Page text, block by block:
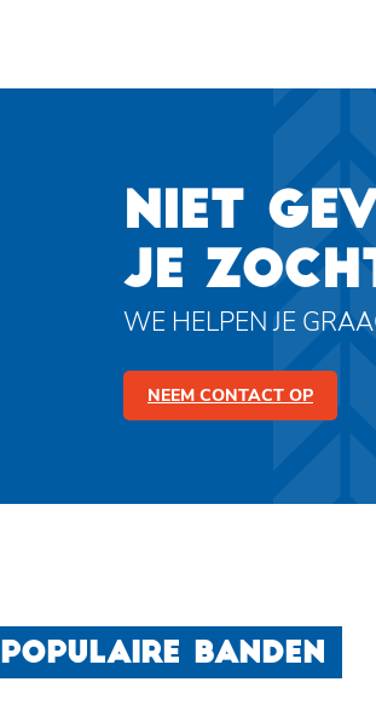
NIET
JE
WE HELPEN JE
NEEM CONTACT OP
BANDEN